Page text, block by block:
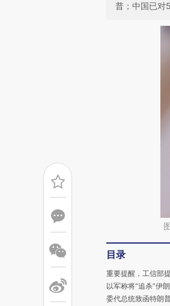
普；中国已对
目录
重要提醒，工信部
以军称将“追杀”伊
委代总统致函特朗